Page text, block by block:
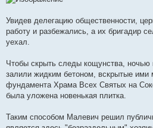
Увидев делегацию общественности,
работу и разбежались, а их бригадир
уехал.
Чтобы скрыть следы кощунства, ночью
залили жидким бетоном, вскрытые ими
фундамента Храма Всех Святых на
была уложена новенькая плитка.
Таким способом Малевич решил